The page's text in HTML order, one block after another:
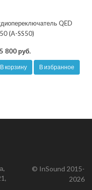
QED
(A-SS50)
800 руб.
В корзину В избранное
© InSound 2015-
2026